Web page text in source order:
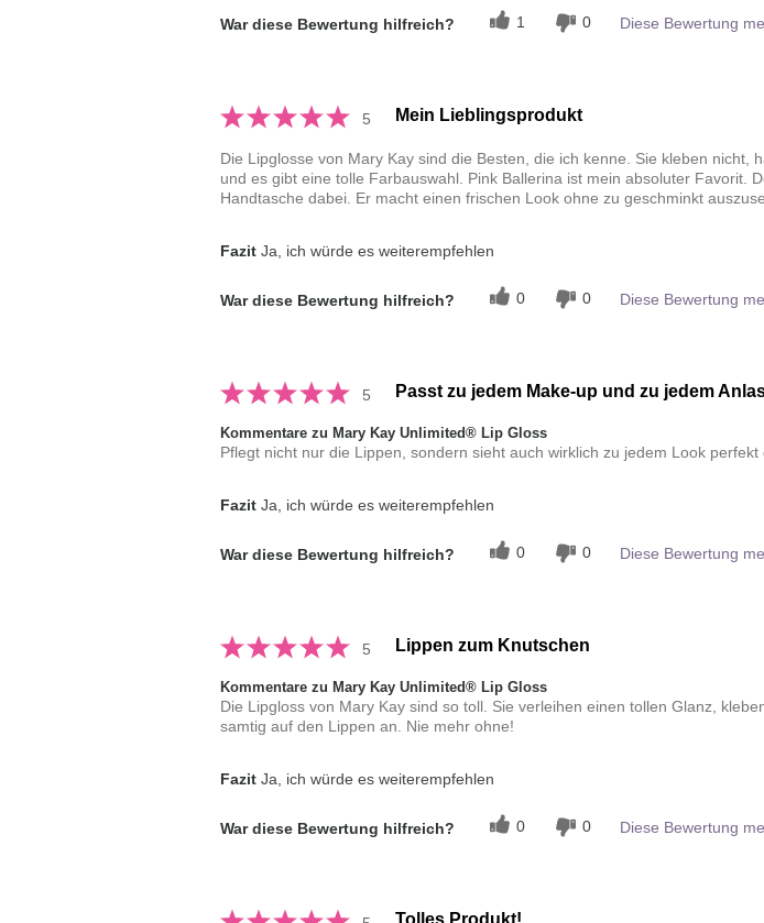
War diese Bewertung hilfreich? 1 0 Diese Bewertung
5 Mein Lieblingsprodukt
Die Lipglosse von Mary Kay sind die Besten, die ich kenne. Sie kleben nicht,
und es gibt eine tolle Farbauswahl. Pink Ballerina ist mein absoluter Favorit.
Handtasche dabei. Er macht einen frischen Look ohne zu geschminkt
FazitJa, ich würde es weiterempfehlen
War diese Bewertung hilfreich? 0 0 Diese Bewertung
5 Passt zu jedem Make-up und zu jedem
Kommentare zu Mary Kay Unlimited® Lip Gloss
Pflegt nicht nur die Lippen, sondern sieht auch wirklich zu jedem Look perfekt
FazitJa, ich würde es weiterempfehlen
War diese Bewertung hilfreich? 0 0 Diese Bewertung
5 Lippen zum Knutschen
Kommentare zu Mary Kay Unlimited® Lip Gloss
Die Lipgloss von Mary Kay sind so toll. Sie verleihen einen tollen Glanz,
samtig auf den Lippen an. Nie mehr ohne!
FazitJa, ich würde es weiterempfehlen
War diese Bewertung hilfreich? 0 0 Diese Bewertung